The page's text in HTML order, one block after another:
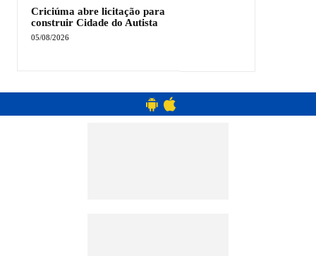
Criciúma abre licitação para
construir Cidade do Autista
05/08/2026